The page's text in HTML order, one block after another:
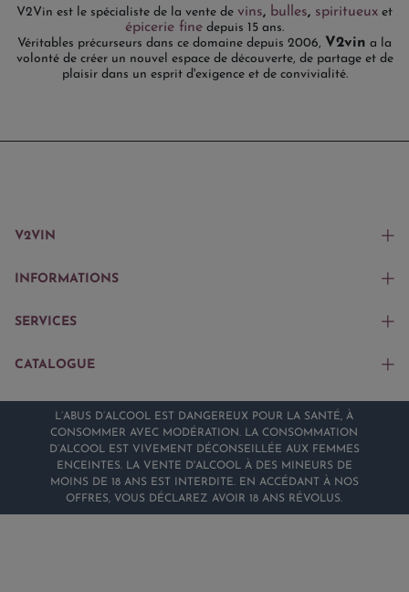
V2Vin est le spécialiste de la vente de vins, bulles, spiritueux et
épicerie fine depuis 15 ans.
Véritables précurseurs dans ce domaine depuis 2006, V2vin a la
volonté de créer un nouvel espace de découverte, de partage et de
plaisir dans un esprit d'exigence et de convivialité.
V2VIN
INFORMATIONS
SERVICES
CATALOGUE
L’ABUS D’ALCOOL EST DANGEREUX POUR LA SANTÉ, À
CONSOMMER AVEC MODÉRATION. LA CONSOMMATION
D’ALCOOL EST VIVEMENT DÉCONSEILLÉE AUX FEMMES
ENCEINTES. LA VENTE D'ALCOOL À DES MINEURS DE
MOINS DE 18 ANS EST INTERDITE. EN ACCÉDANT À NOS
OFFRES, VOUS DÉCLAREZ AVOIR 18 ANS RÉVOLUS.